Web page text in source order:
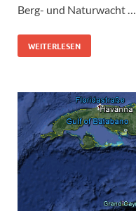
Berg- und Naturwacht …
WEITERLESEN